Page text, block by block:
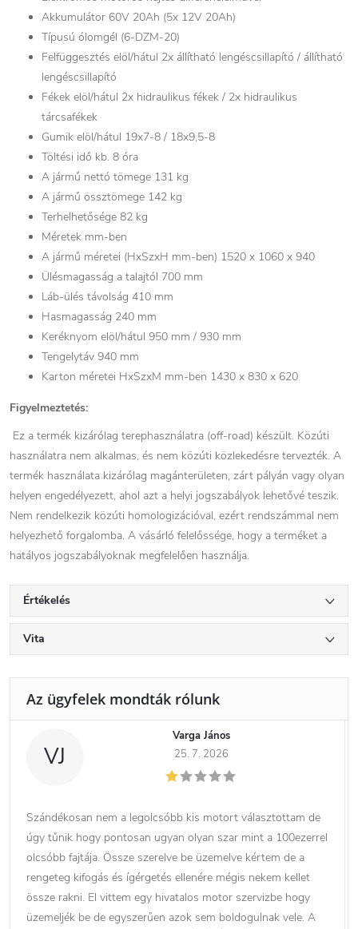
Akkumulátor 60V 20Ah (5x 12V 20Ah)
Típusú ólomgél (6-DZM-20)
Felfüggesztés elöl/hátul 2x állítható lengéscsillapító / állítható
lengéscsillapító
Fékek elöl/hátul 2x hidraulikus fékek / 2x hidraulikus
tárcsafékek
Gumik elöl/hátul 19x7-8 / 18x9,5-8
Töltési idő kb. 8 óra
A jármű nettó tömege 131 kg
A jármű össztömege 142 kg
Terhelhetősége 82 kg
Méretek mm-ben
A jármű méretei (HxSzxH mm-ben) 1520 x 1060 x 940
Ülésmagasság a talajtól 700 mm
Láb-ülés távolság 410 mm
Hasmagasság 240 mm
Keréknyom elöl/hátul 950 mm / 930 mm
Tengelytáv 940 mm
Karton méretei HxSzxM mm-ben 1430 x 830 x 620
Figyelmeztetés:
Ez a termék kizárólag terephasználatra (off-road) készült. Közúti
használatra nem alkalmas, és nem közúti közlekedésre tervezték. A
termék használata kizárólag magánterületen, zárt pályán vagy olyan
helyen engedélyezett, ahol azt a helyi jogszabályok lehetővé teszik.
Nem rendelkezik közúti homologizációval, ezért rendszámmal nem
helyezhető forgalomba. A vásárló felelőssége, hogy a terméket a
hatályos jogszabályoknak megfelelően használja.
Értékelés
Vita
VJ
Varga János
25. 7. 2026
Szándékosan nem a legolcsóbb kis motort választottam de
úgy tűnik hogy pontosan ugyan olyan szar mint a 100ezerrel
olcsóbb fajtája. Össze szerelve be üzemelve kértem de a
rengeteg kifogás és ígérgetés ellenére mégis nekem kellet
össze rakni. El vittem egy hivatalos motor szervizbe hogy
üzemeljék be de egyszerűen azok sem boldogulnak vele. A